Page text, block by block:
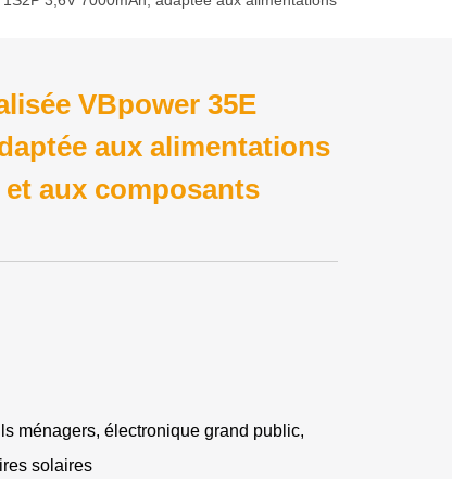
VBpower 35E
aux alimentations
aux composants
ménagers, électronique grand public,
solaires